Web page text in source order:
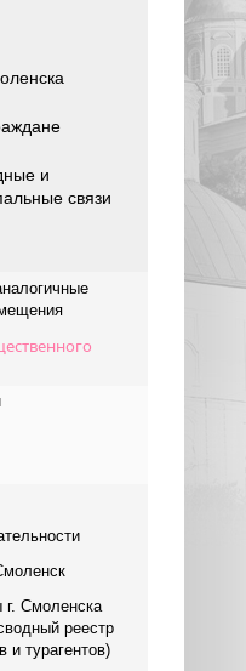
и
связи
г. Смоленска
реестр
и турагентов)